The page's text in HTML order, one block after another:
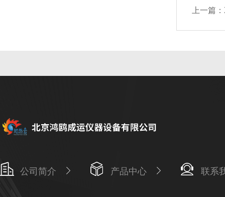
上一篇：
公司简介 产品中心 联系